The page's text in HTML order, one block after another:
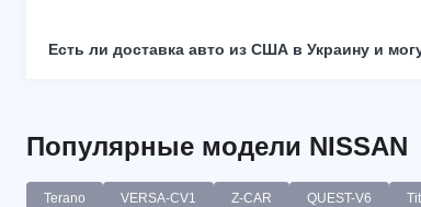
Есть ли доставка авто из США в Украину и
Популярные модели NISSAN
Terano VERSA-CV1 Z-CAR QUEST-V6